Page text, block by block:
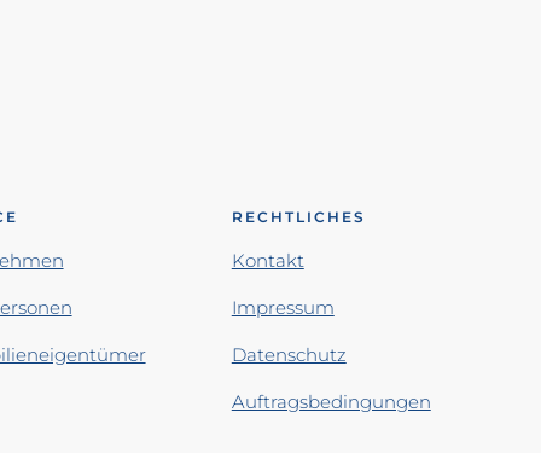
RECHTLICHES
Kontakt
Impressum
Datenschutz
Auftragsbedingungen